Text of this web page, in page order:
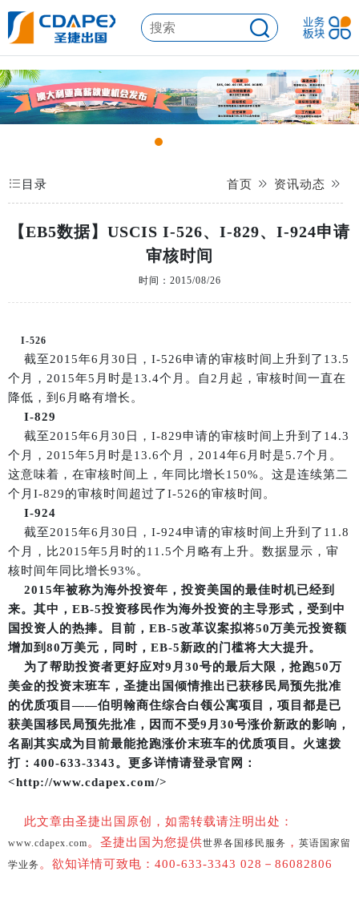
目录 首页 资讯动态
【EB5数据】USCIS I-526、I-829、I-924申请
审核时间
时间：2015/08/26
I-526
截至2015年6月30日，I-526申请的审核时间上升到了13.5
个月，2015年5月时是13.4个月。自2月起，审核时间一直在
降低，到6月略有增长。
I-829
截至2015年6月30日，I-829申请的审核时间上升到了14.3
个月，2015年5月时是13.6个月，2014年6月时是5.7个月。
这意味着，在审核时间上，年同比增长150%。这是连续第二
个月I-829的审核时间超过了I-526的审核时间。
I-924
截至2015年6月30日，I-924申请的审核时间上升到了11.8
个月，比2015年5月时的11.5个月略有上升。数据显示，审
核时间年同比增长93%。
2015年被称为海外投资年，投资美国的最佳时机已经到
来。其中，EB-5投资移民作为海外投资的主导形式，受到中
国投资人的热捧。目前，EB-5改革议案拟将50万美元投资额
增加到80万美元，同时，EB-5新政的门槛将大大提升。
为了帮助投资者更好应对9月30号的最后大限，抢跑50万
美金的投资末班车，圣捷出国倾情推出已获移民局预先批准
的优质项目——伯明翰商住综合白领公寓项目，项目都是已
获美国移民局预先批准，因而不受9月30号涨价新政的影响，
名副其实成为目前最能抢跑涨价末班车的优质项目。火速拨
打：400-633-3343。更多详情请登录官网：
<http://www.cdapex.com/>
此文章由圣捷出国原创，如需转载请注明出处：
www.cdapex.com 。圣捷出国为您提供世界各国移民服务 ， 英语国家留
学业务 。欲知详情可致电：400-633-3343 028－86082806